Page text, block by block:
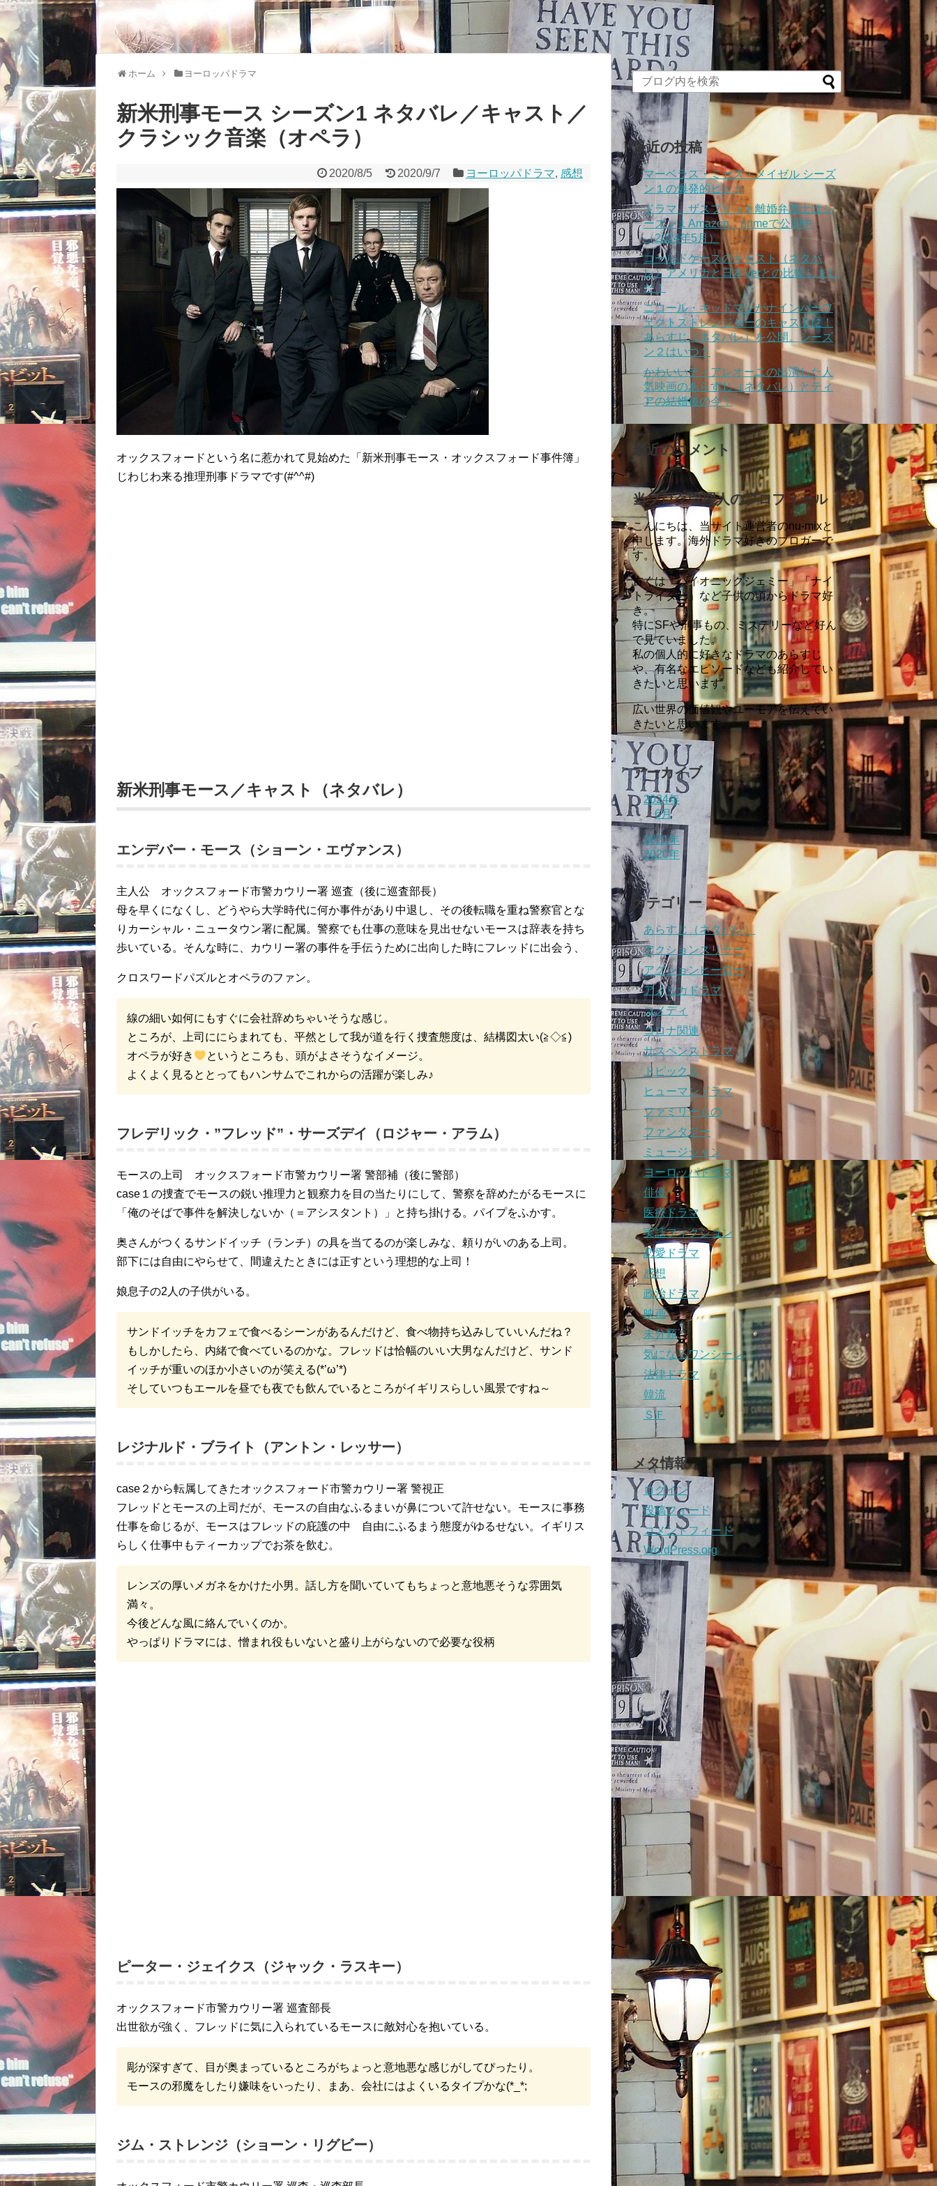
ホーム ヨーロッパドラマ
新米刑事モース シーズン1 ネタバレ／キャスト／
クラシック音楽（オペラ）
2020/8/5 2020/9/7 ヨーロッパドラマ, 感想
オックスフォードという名に惹かれて見始めた「新米刑事モース・オックスフォード事件簿」
じわじわ来る推理刑事ドラマです(#^^#)
新米刑事モース／キャスト（ネタバレ）
エンデバー・モース（ショーン・エヴァンス）
主人公 オックスフォード市警カウリー署 巡査（後に巡査部長）
母を早くになくし、どうやら大学時代に何か事件があり中退し、その後転職を重ね警察官とな
りカーシャル・ニュータウン署に配属。警察でも仕事の意味を見出せないモースは辞表を持ち
歩いている。そんな時に、カウリー署の事件を手伝うために出向した時にフレッドに出会う、
クロスワードパズルとオペラのファン。
線の細い如何にもすぐに会社辞めちゃいそうな感じ。
ところが、上司ににらまれても、平然として我が道を行く捜査態度は、結構図太い(≧◇≦)
オペラが好き
というところも、頭がよさそうなイメージ。
よくよく見るととってもハンサムでこれからの活躍が楽しみ♪
フレデリック・”フレッド”・サーズデイ（ロジャー・アラム）
モースの上司 オックスフォード市警カウリー署 警部補（後に警部）
case１の捜査でモースの鋭い推理力と観察力を目の当たりにして、警察を辞めたがるモースに
「俺のそばで事件を解決しないか（＝アシスタント）」と持ち掛ける。パイプをふかす。
奥さんがつくるサンドイッチ（ランチ）の具を当てるのが楽しみな、頼りがいのある上司。
部下には自由にやらせて、間違えたときには正すという理想的な上司！
娘息子の2人の子供がいる。
サンドイッチをカフェで食べるシーンがあるんだけど、食べ物持ち込みしていいんだね？
もしかしたら、内緒で食べているのかな。フレッドは恰幅のいい大男なんだけど、サンド
イッチが重いのほか小さいのが笑える(*’ω’*)
そしていつもエールを昼でも夜でも飲んでいるところがイギリスらしい風景ですね～
レジナルド・ブライト（アントン・レッサー）
case２から転属してきたオックスフォード市警カウリー署 警視正
フレッドとモースの上司だが、モースの自由なふるまいが鼻について許せない。モースに事務
仕事を命じるが、モースはフレッドの庇護の中 自由にふるまう態度がゆるせない。イギリス
らしく仕事中もティーカップでお茶を飲む。
レンズの厚いメガネをかけた小男。話し方を聞いていてもちょっと意地悪そうな雰囲気
満々。
今後どんな風に絡んでいくのか。
やっぱりドラマには、憎まれ役もいないと盛り上がらないので必要な役柄
ピーター・ジェイクス（ジャック・ラスキー）
オックスフォード市警カウリー署 巡査部長
出世欲が強く、フレッドに気に入られているモースに敵対心を抱いている。
彫が深すぎて、目が奥まっているところがちょっと意地悪な感じがしてぴったり。
モースの邪魔をしたり嫌味をいったり、まあ、会社にはよくいるタイプかな(*_*;
ジム・ストレンジ（ショーン・リグビー）
最近の投稿
マーベラス・ミセス・メイゼル シーズ
ン１の爆発的ヒット
ドラマ ザスプリット離婚弁護士はシ
ーズン１Amazon primeで公開中
（2024年5月）
コールドケースのキャスト（ネタバ
レ）アメリカと日本Verとの比較しまし
た！
ニコール・キッドマンがナインパーフ
ェクトストレンジャーのキャストに！
あらすじ（ネタバレ）を公開。シーズ
ン２はいつ？
かわいいティアレオーニの出演した人
気映画のあらすじ（ネタバレ）とティ
アの結婚後の今！
最近のコメント
当ブログ管理人のプロフィール
こんにちは、当サイト運営者のnu-mixと
申します。海外ドラマ好きのブロガーで
す。
古くは「バイオニックジェミー」「ナイ
トライダー」など子供の頃からドラマ好
き。
特にSFや刑事もの、ミステリーなど好ん
で見ていました。
私の個人的に好きなドラマのあらすじ
や、有名なエピソードなども紹介してい
きたいと思います。
広い世界の価値観やユーモアを伝えてい
きたいと思います。
アーカイブ
2024年
6月
2021年
2020年
カテゴリー
あらすじ（ネタバレ）
アクションスリラー
アクションヒーロー
アメリカドラマ
コメディ
コロナ関連
サスペンスドラマ
トピックス
ヒューマンドラマ
ファミリーもの
ファンタジー
ミュージシャン
ヨーロッパドラマ
俳優
医療ドラマ
実話フィクション
恋愛ドラマ
感想
政治ドラマ
映画
未分類
気になるワンシーン
法律ドラマ
韓流
ＳＦ
メタ情報
ログイン
投稿フィード
コメントフィード
WordPress.org